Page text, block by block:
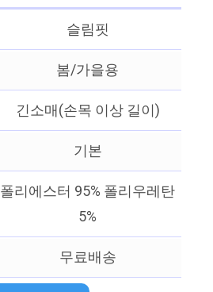
슬림핏
봄/가을용
긴소매(손목 이상 길이)
기본
폴리에스터 95% 폴리우레탄
5%
무료배송